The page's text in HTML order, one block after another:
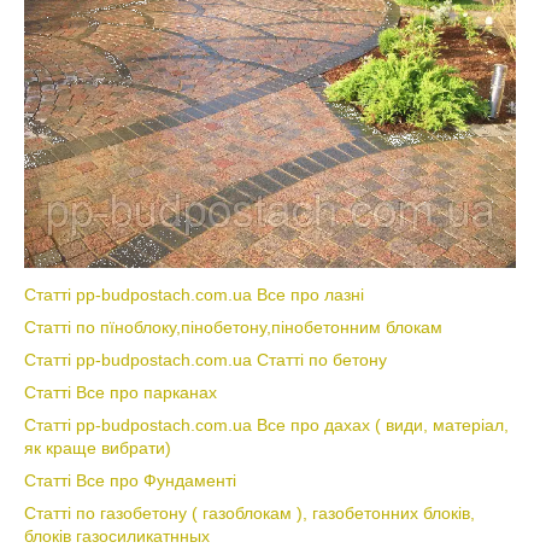
Статті pp-budpostach.com.ua Все про лазні
Статті по пїноблоку,пінобетону,пінобетонним блокам
Статті pp-budpostach.com.ua Статті по бетону
Статті Все про парканах
Статті pp-budpostach.com.ua Все про дахах ( види, матеріал,
як краще вибрати)
Статті Все про Фундаменті
Статті по газобетону ( газоблокам ), газобетонних блоків,
блоків газосиликатнных